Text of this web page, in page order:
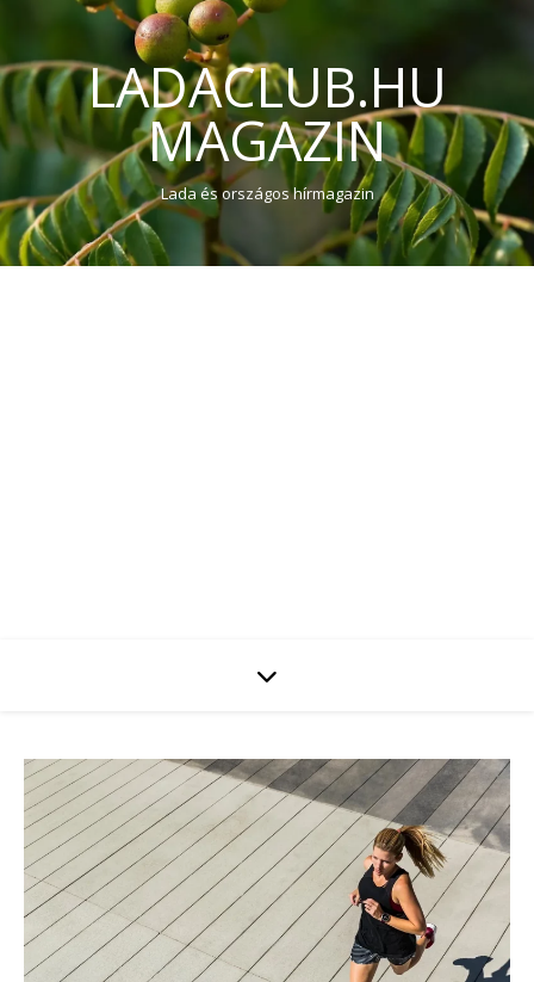
LADACLUB.HU
MAGAZIN
Lada és országos hírmagazin